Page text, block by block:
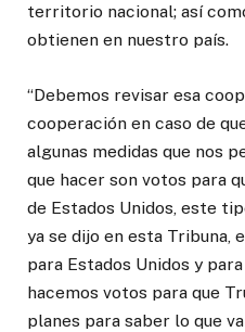
territorio nacional; así
obtienen en nuestro país.
“Debemos revisar esa
cooperación en caso de
algunas medidas que nos
que hacer son votos para
de Estados Unidos, este
ya se dijo en esta Tribuna,
para Estados Unidos y
hacemos votos para que
planes para saber lo que